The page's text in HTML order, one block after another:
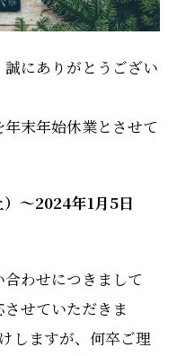
にありがとうござい
末年始休業とさせて
～2024年1月5日
わせにつきまして
せていただきま
しますが、何卒ご理